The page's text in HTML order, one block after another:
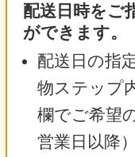
配送日時をご
ができます。
配送日の指
物ステップ
欄でご希望
営業日以降